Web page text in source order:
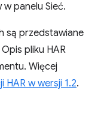
panelu Sieć.
są przedstawiane
Opis pliku HAR
Więcej
HAR w wersji 1.2.